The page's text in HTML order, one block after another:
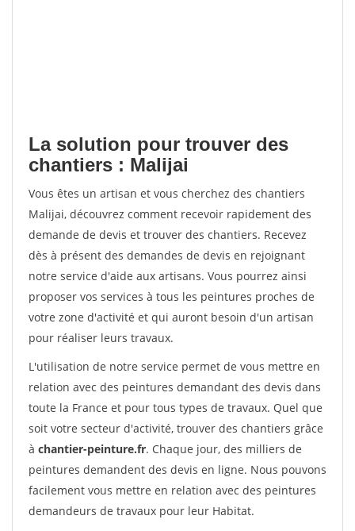
La solution pour trouver des
chantiers : Malijai
Vous êtes un artisan et vous cherchez des chantiers
Malijai, découvrez comment recevoir rapidement des
demande de devis et trouver des chantiers. Recevez
dès à présent des demandes de devis en rejoignant
notre service d'aide aux artisans. Vous pourrez ainsi
proposer vos services à tous les peintures proches de
votre zone d'activité et qui auront besoin d'un artisan
pour réaliser leurs travaux.
L'utilisation de notre service permet de vous mettre en
relation avec des peintures demandant des devis dans
toute la France et pour tous types de travaux. Quel que
soit votre secteur d'activité, trouver des chantiers grâce
à chantier-peinture.fr. Chaque jour, des milliers de
peintures demandent des devis en ligne. Nous pouvons
facilement vous mettre en relation avec des peintures
demandeurs de travaux pour leur Habitat.